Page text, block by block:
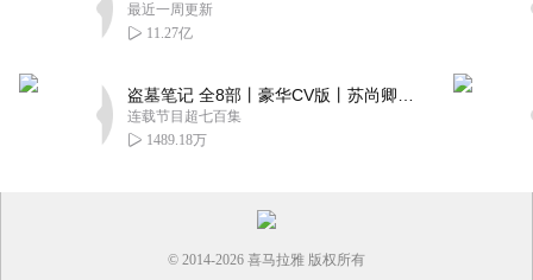
最近一周更新
11.27亿
连载节目超七百集
1489.18万
© 2014-2026 喜马拉雅 版权所有